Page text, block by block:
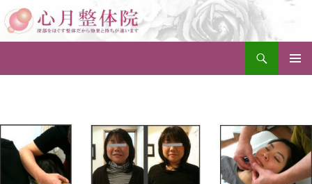
ツ
へ